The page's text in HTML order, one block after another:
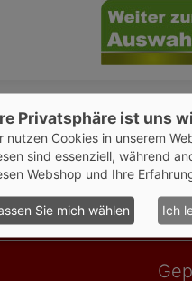
für Produkte von Dr.
für Allergiker,
Hautpflegeprodukte für
Ansprüche. Ab einem
of Nature,Dr. Grandel
Privatsphäre ist uns
nutzen Cookies in unserem
sind essenziell, während
Webshop und Ihre
Sie mich wählen Ich